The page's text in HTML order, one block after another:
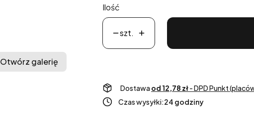
Otwórz galerię
Ilość
szt.
Dostawa od 12,78 zł- DPD Punkt
Czas wysyłki:24 godziny